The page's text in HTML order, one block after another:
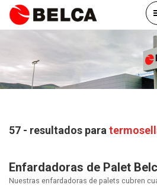
57 - resultados para
Enfardadoras de Palet
Nuestras enfardadoras de palets cubren